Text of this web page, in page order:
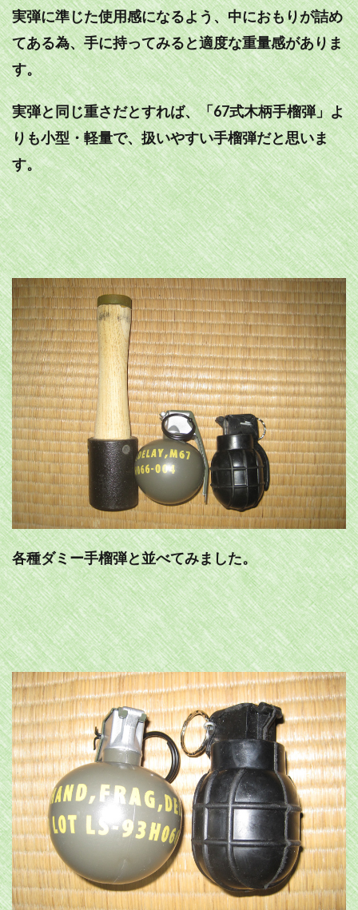
実弾に準じた使用感になるよう、中におもりが詰め
てある為、手に持ってみると適度な重量感がありま
す。
実弾と同じ重さだとすれば、「67式木柄手榴弾」よ
りも小型・軽量で、扱いやすい手榴弾だと思いま
す。
各種ダミー手榴弾と並べてみました。